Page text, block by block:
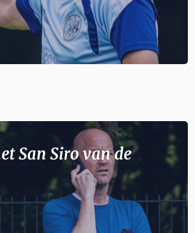
San Siro van de